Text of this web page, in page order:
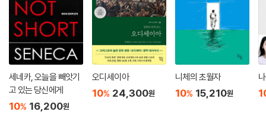
상대의 자존심을 존중해야 한다.
--- p.198
세상에 속고 자신에게 거짓말하는 삶을 살기엔
우리의 인생이 너무 짧고 소중하다.
가면 속에서 보낸 하루는 결국 잃어버린 하루에 지나지 않는다.
삶은 이미 충분히 고통스러운데
왜 자신마저도 속이며 살아가려 하는가?
세네카, 오늘을 빼앗기
고 있는 당신에게
10% 16,200원
오디세이아
10% 24,300원
니체의 초월자
10% 15,210원